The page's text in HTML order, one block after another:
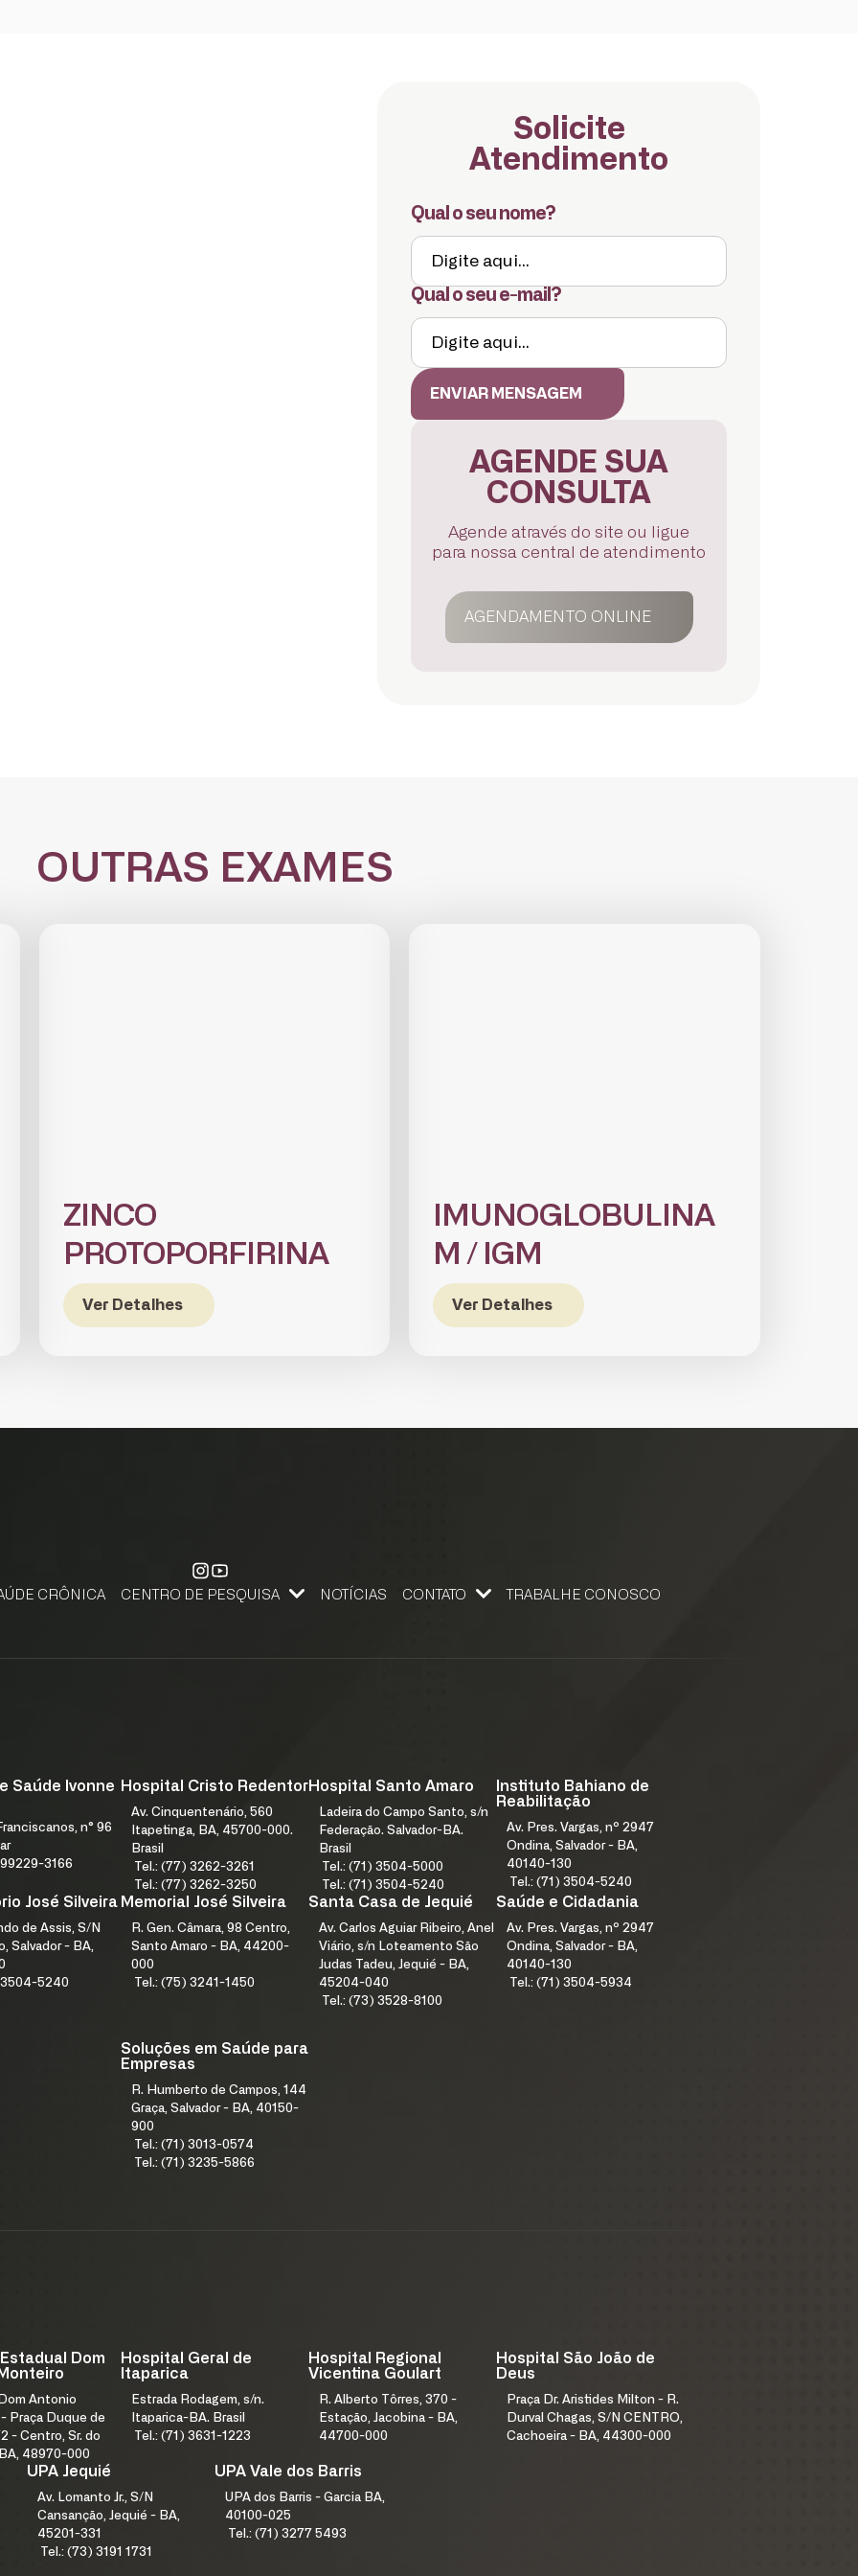
Solicite
Atendimento
Qual o seu nome?
Qual o seu e-mail?
ENVIAR MENSAGEM
AGENDE SUA
CONSULTA
Agende através do site ou ligue
para nossa central de atendimento
AGENDAMENTO ONLINE
OUTRAS EXAMES
ZINCO
PROTOPORFIRINA
Ver Detalhes
IMUNOGLOBULINA
M / IGM
Ver Detalhes
CRÔNICA CENTRO DE PESQUISA NOTÍCIAS CONTATO TRABALHE CONOSCO
Saúde Ivonne
n° 96
3166
Hospital Cristo Redentor
Av. Cinquentenário, 560
Itapetinga, BA, 45700-000.
Brasil
Tel.: (77) 3262-3261
Tel.: (77) 3262-3250
Hospital Santo Amaro
Ladeira do Campo Santo, s/n
Federação. Salvador-BA.
Brasil
Tel.: (71) 3504-5000
Tel.: (71) 3504-5240
Instituto Bahiano de
Reabilitação
Av. Pres. Vargas, nº 2947
Ondina, Salvador - BA,
40140-130
Tel.: (71) 3504-5240
José Silveira
de Assis, S/N
Salvador - BA,
3504-5240
Memorial José Silveira
R. Gen. Câmara, 98 Centro,
Santo Amaro - BA, 44200-
000
Tel.: (75) 3241-1450
Santa Casa de Jequié
Av. Carlos Aguiar Ribeiro, Anel
Viário, s/n Loteamento São
Judas Tadeu, Jequié - BA,
45204-040
Tel.: (73) 3528-8100
Saúde e Cidadania
Av. Pres. Vargas, nº 2947
Ondina, Salvador - BA,
40140-130
Tel.: (71) 3504-5934
Soluções em Saúde para
Empresas
R. Humberto de Campos, 144
Graça, Salvador - BA, 40150-
900
Tel.: (71) 3013-0574
Tel.: (71) 3235-5866
Dom
Antonio
Praça Duque de
- Centro, Sr. do
48970-000
Hospital Geral de
Itaparica
Estrada Rodagem, s/n.
Itaparica-BA. Brasil
Tel.: (71) 3631-1223
Hospital Regional
Vicentina Goulart
R. Alberto Tôrres, 370 -
Estação, Jacobina - BA,
44700-000
Hospital São João de
Deus
Praça Dr. Aristides Milton - R.
Durval Chagas, S/N CENTRO,
Cachoeira - BA, 44300-000
UPA Jequié
Av. Lomanto Jr., S/N
Cansanção, Jequié - BA,
45201-331
Tel.: (73) 3191 1731
UPA Vale dos Barris
UPA dos Barris - Garcia BA,
40100-025
Tel.: (71) 3277 5493